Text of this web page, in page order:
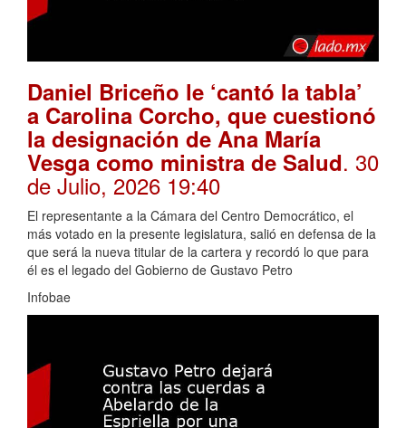
Daniel Briceño le ‘cantó la tabla’
a Carolina Corcho, que cuestionó
la designación de Ana María
Vesga como ministra de Salud. 30
de Julio, 2026 19:40
El representante a la Cámara del Centro Democrático, el
más votado en la presente legislatura, salió en defensa de la
que será la nueva titular de la cartera y recordó lo que para
él es el legado del Gobierno de Gustavo Petro
Infobae